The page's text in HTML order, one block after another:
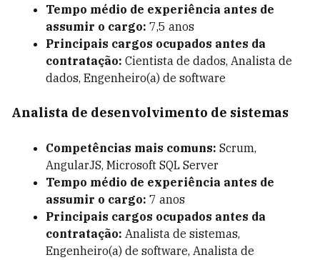
Tempo médio de experiência antes de
assumir o cargo: 7,5 anos
Principais cargos ocupados antes da
contratação: Cientista de dados, Analista de
dados, Engenheiro(a) de software
Analista de desenvolvimento de sistemas
Competências mais comuns: Scrum,
AngularJS, Microsoft SQL Server
Tempo médio de experiência antes de
assumir o cargo: 7 anos
Principais cargos ocupados antes da
contratação: Analista de sistemas,
Engenheiro(a) de software, Analista de